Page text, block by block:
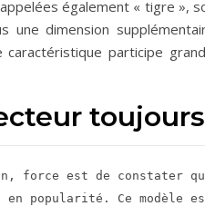
également « tigre »,
une dimension
caractéristique participe
force est de constater
en popularité. Ce modèle